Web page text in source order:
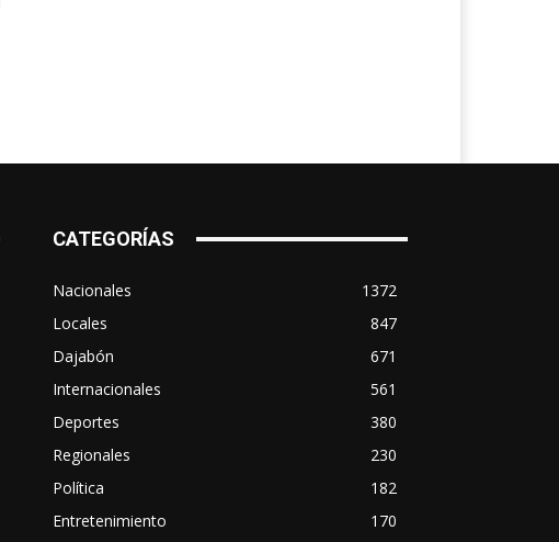
CATEGORÍAS
Nacionales
1372
Locales
847
Dajabón
671
Internacionales
561
Deportes
380
Regionales
230
Política
182
Entretenimiento
170